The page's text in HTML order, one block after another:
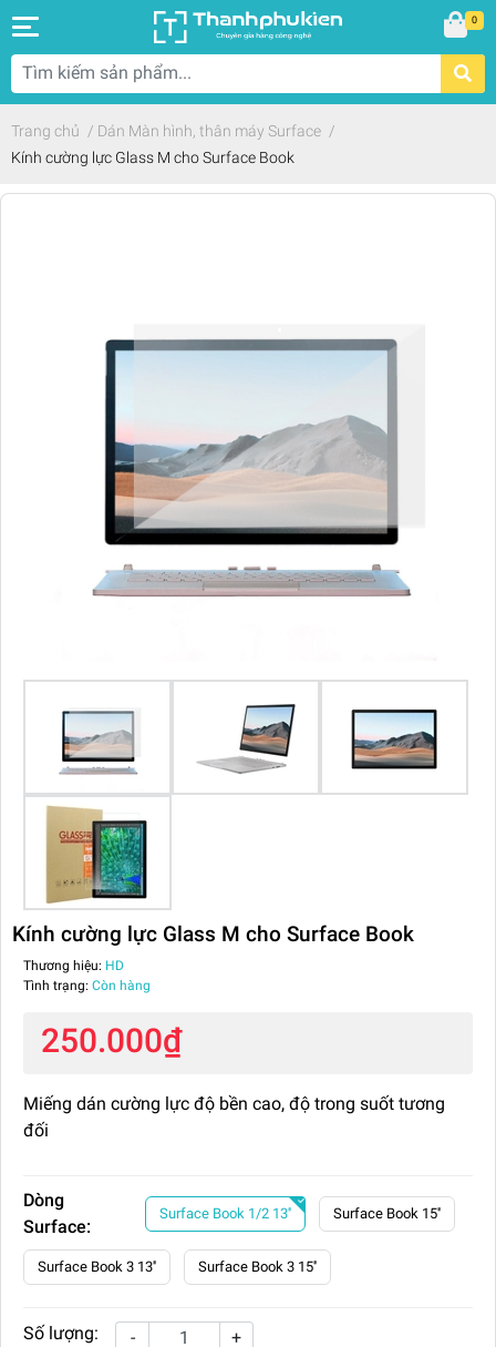
0
Trang chủ / Dán Màn hình, thân máy Surface /
Kính cường lực Glass M cho Surface Book
Kính cường lực Glass M cho Surface Book
Thương hiệu: HD
Tình trạng: Còn hàng
250.000₫
Miếng dán cường lực độ bền cao, độ trong suốt tương
đối
Dòng
Surface:
Surface Book 1/2 13'' Surface Book 15''
Surface Book 3 13'' Surface Book 3 15''
Số lượng: - +